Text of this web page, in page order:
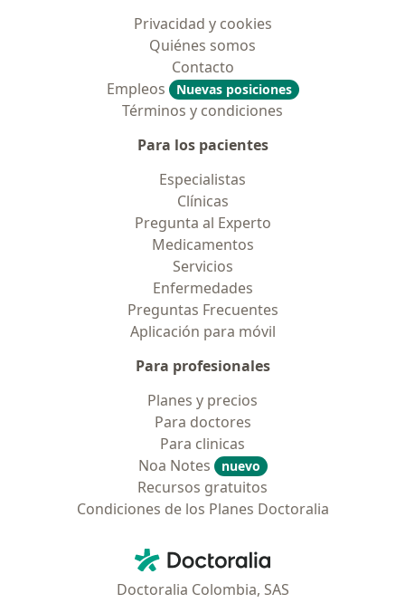
Privacidad y cookies
Quiénes somos
Contacto
Empleos
Nuevas posiciones
Términos y condiciones
Para los pacientes
Especialistas
Clínicas
Pregunta al Experto
Medicamentos
Servicios
Enfermedades
Preguntas Frecuentes
Aplicación para móvil
Para profesionales
Planes y precios
Para doctores
Para clinicas
Noa Notes
nuevo
Recursos gratuitos
Condiciones de los Planes Doctoralia
Doctoralia - Página de inicio
Doctoralia Colombia, SAS